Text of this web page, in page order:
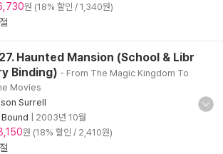
원 (18% 할인 / 1,340원)
Haunted Mansion (School & Libr
Binding) - From The Magic Kingdom To
Movies
Surrell
Bound
2003년 10월
원 (18% 할인 / 2,410원)